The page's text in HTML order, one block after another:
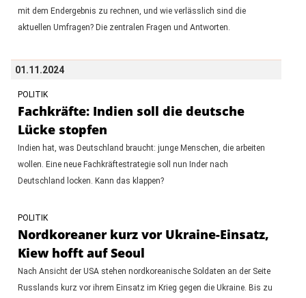
mit dem Endergebnis zu rechnen, und wie verlässlich sind die
aktuellen Umfragen? Die zentralen Fragen und Antworten.
01.11.2024
POLITIK
Fachkräfte: Indien soll die deutsche
Lücke stopfen
Indien hat, was Deutschland braucht: junge Menschen, die arbeiten
wollen. Eine neue Fachkräftestrategie soll nun Inder nach
Deutschland locken. Kann das klappen?
POLITIK
Nordkoreaner kurz vor Ukraine-Einsatz,
Kiew hofft auf Seoul
Nach Ansicht der USA stehen nordkoreanische Soldaten an der Seite
Russlands kurz vor ihrem Einsatz im Krieg gegen die Ukraine. Bis zu